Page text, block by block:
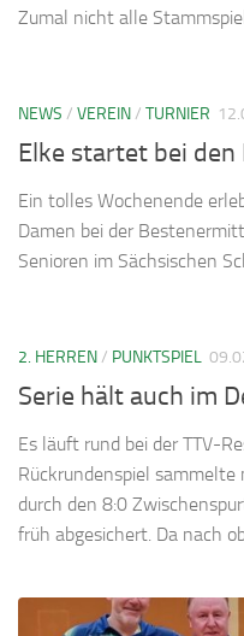
Zumal nicht alle
NEWS / VEREIN/ TURNIER
Elke startet bei den
Ein tolles Wochenende
Damen bei der
Senioren im Sächsischen
2. HERREN/ PUNKTSPIEL
Serie hält auch im
Es läuft rund bei der TTV-
Rückrundenspiel
durch den 8:0
früh abgesichert. Da nach